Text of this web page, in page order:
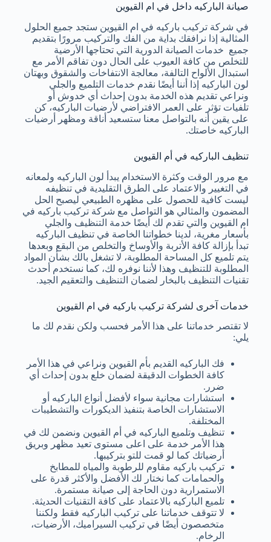
صيانة الباركيه داخل في ام القيوين
في شركة تركيب باركيه في ام القيوين ستجد جميع الحلول
المثالية إذا نرافقك بداية من الفك والتركيب مرورًا بتقديم
جميع خدمات الصيانة الدورية التي تحتاجها الأرضية
للتخلص من كافة العيوب على الحال دون تفاقم الأمر مع
استبدال الألواح التالفة، معالجة الانتفاخات والشقوق وبهتان
لون الباركيه إذا أننا أيضًا نقدم خدمات التلميع والجلي
ونراعي تقديم هذه الخدمة بدون إحداث أي خدوش أو
تلفيات تؤثر على العمر الافتراضي لأرضيات الباركيه، كن
على يقين أنه بالتواصل معنا ستسعيد أناقة ومظهر أرضيات
الباركيه خاصتك.
تنظيف الباركيه في أم القيوين
مع مرور الوقت وكثرة الاستخدام يبدأ لون الباركيه ولمعانه
في التغيير والاعتماد على الطرق التقليدية في تنظيفه
ليست كافية للحصول على مظهره الطبيعي ليصبح الحل
المضمون والمثالي هو التواصل مع شركة تركيب باركيه في
ام القيوين والتي تقدم لك أيضًا خدمة التنظيف والجلي
بأسعار مغرية، لدينا خطواتنا الخاصة في تنظيف الباركيه
تبدأ بإزالة كافة الأتربة والأوساخ والتخلص من البقع وبعدها
يتم تلميع كل المساحة المطلوبة، لا تشغل بالك بشأن المواد
المطلوبة للتنظيف وهذا لأننا نوفره لك، كما نستخدم أحدث
تقنيات التنظيف بالبخار لضمان التنظيف والتعقيم الجيد.
خدمات آخرى لشركة تركيب باركيه في ام القيوين
لا تقتصر خدماتنا على هذا الأمر فحسب ولكن نقدم لك ما
يلي:
فك الباركيه القديم بأم القيوين ونراعي في هذا الأمر
كافة الخطوات الدقيقة لضمان خلع بدون إحداث أي
ضرر.
استشارات مجانية سواء لأفضل أنواع الباركيه أو
الاستشارات الخاصة بتنفيذ الديكورات والتشطيبات
المختلفة.
تنظيف وتلميع الباركيه في أم القيوين ونضمن لك في
هذا الأمر خدمة على اعلى مستوى تعيد مظهر وبريق
أرضياتك كما لو قمت للتو بتركيبها.
تركيب باركيه مقاوم للرطوبة والمياه للمطابخ
والحمامات كما نختار لك الأفضل والأكثر قدرة على
الاستمرارية دون الحاجة إلى صيانة مستمرة.
تلميع الباركيه بالاعتماد على كافة التقنيات الحديثة.
لا تتوقف خدماتنا على تركيب الباركيه فقط ولكننا
متخصصون أيضًا في تركيب السيراميك، الأرضيات،
الرخام.